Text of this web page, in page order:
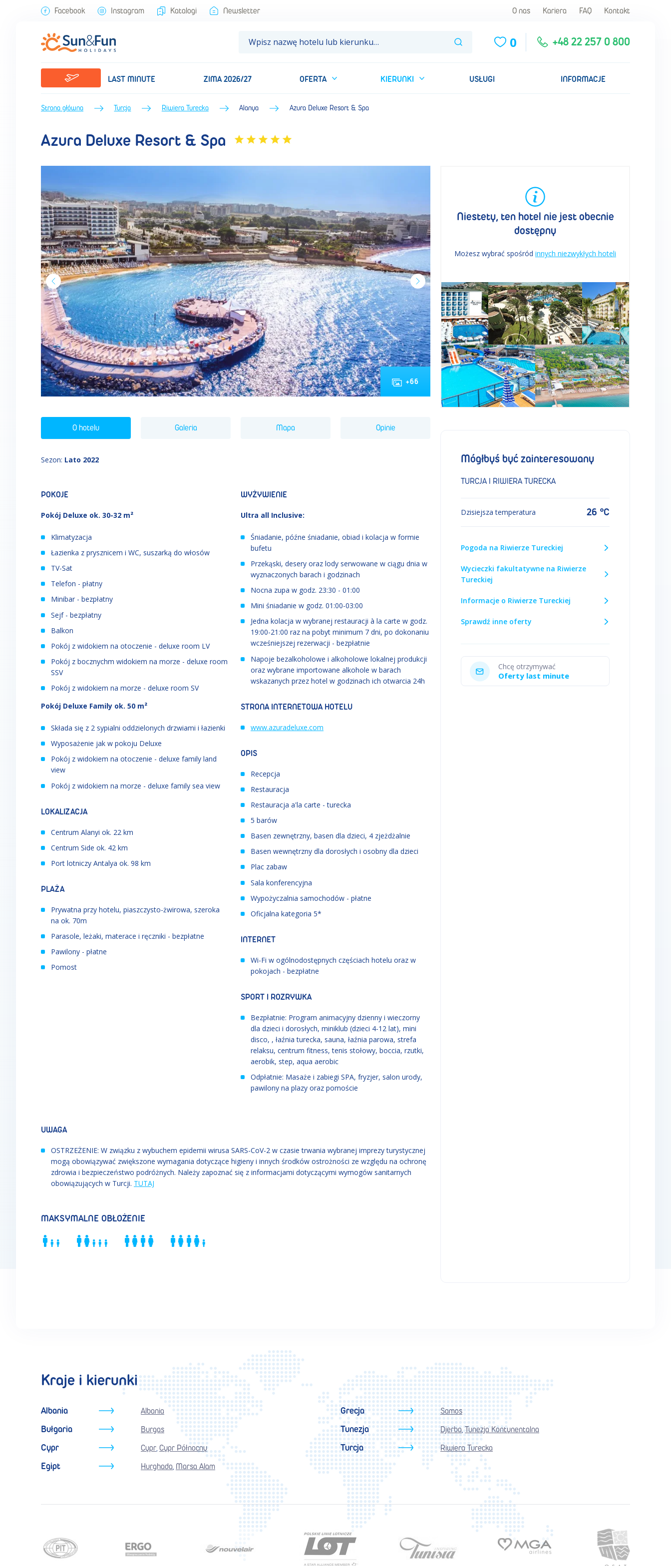
Facebook Instagram Katalogi Newsletter O nas Kariera FAQ Kontakt
0 +48 22 257 0 800
LAST MINUTE ZIMA 2026/27 OFERTA KIERUNKI USŁUGI INFORMACJE
Strona główna Turcja Riwiera Turecka Alanya Azura Deluxe Resort & Spa
Azura Deluxe Resort & Spa
+66
O hotelu Galeria Mapa Opinie
Sezon: Lato 2022
POKOJE
Pokój Deluxe ok. 30-32 m²
Klimatyzacja
Łazienka z prysznicem i WC, suszarką do włosów
TV-Sat
Telefon - płatny
Minibar - bezpłatny
Sejf - bezpłatny
Balkon
Pokój z widokiem na otoczenie - deluxe room LV
Pokój z bocznychm widokiem na morze - deluxe room
SSV
Pokój z widokiem na morze - deluxe room SV
Pokój Deluxe Family ok. 50 m²
Składa się z 2 sypialni oddzielonych drzwiami i łazienki
Wyposażenie jak w pokoju Deluxe
Pokój z widokiem na otoczenie - deluxe family land
view
Pokój z widokiem na morze - deluxe family sea view
LOKALIZACJA
Centrum Alanyi ok. 22 km
Centrum Side ok. 42 km
Port lotniczy Antalya ok. 98 km
PLAŻA
Prywatna przy hotelu, piaszczysto-żwirowa, szeroka
na ok. 70m
Parasole, leżaki, materace i ręczniki - bezpłatne
Pawilony - płatne
Pomost
WYŻYWIENIE
Ultra all Inclusive:
Śniadanie, późne śniadanie, obiad i kolacja w formie
bufetu
Przekąski, desery oraz lody serwowane w ciągu dnia w
wyznaczonych barach i godzinach
Nocna zupa w godz. 23:30 - 01:00
Mini śniadanie w godz. 01:00-03:00
Jedna kolacja w wybranej restauracji à la carte w godz.
19:00-21:00 raz na pobyt minimum 7 dni, po dokonaniu
wcześniejszej rezerwacji - bezpłatnie
Napoje bezalkoholowe i alkoholowe lokalnej produkcji
oraz wybrane importowane alkohole w barach
wskazanych przez hotel w godzinach ich otwarcia 24h
STRONA INTERNETOWA HOTELU
www.azuradeluxe.com
OPIS
Recepcja
Restauracja
Restauracja a'la carte - turecka
5 barów
Basen zewnętrzny, basen dla dzieci, 4 zjeżdżalnie
Basen wewnętrzny dla dorosłych i osobny dla dzieci
Plac zabaw
Sala konferencyjna
Wypożyczalnia samochodów - płatne
Oficjalna kategoria 5*
INTERNET
Wi-Fi w ogólnodostępnych częściach hotelu oraz w
pokojach - bezpłatne
SPORT I ROZRYWKA
Bezpłatnie: Program animacyjny dzienny i wieczorny
dla dzieci i dorosłych, miniklub (dzieci 4-12 lat), mini
disco, , łaźnia turecka, sauna, łaźnia parowa, strefa
relaksu, centrum fitness, tenis stołowy, boccia, rzutki,
aerobik, step, aqua aerobic
Odpłatnie: Masaże i zabiegi SPA, fryzjer, salon urody,
pawilony na plazy oraz pomoście
UWAGA
OSTRZEŻENIE: W związku z wybuchem epidemii wirusa SARS-CoV-2 w czasie trwania wybranej imprezy turystycznej
mogą obowiązywać zwiększone wymagania dotyczące higieny i innych środków ostrożności ze względu na ochronę
zdrowia i bezpieczeństwo podróżnych. Należy zapoznać się z informacjami dotyczącymi wymogów sanitarnych
obowiązujących w Turcji. TUTAJ
MAKSYMALNE OBŁOŻENIE
Niestety, ten hotel nie jest obecnie
dostępny
Możesz wybrać spośród innych niezwykłych hoteli
Mógłbyś być zainteresowany
TURCJA I RIWIERA TURECKA
Dzisiejsza temperatura 26 °C
Pogoda na Riwierze Tureckiej
Wycieczki fakultatywne na Riwierze
Tureckiej
Informacje o Riwierze Tureckiej
Sprawdź inne oferty
Chcę otrzymywać
Oferty last minute
Kraje i kierunki
Albania Albania
Bułgaria Burgas
Cypr Cypr Cypr Północny
Egipt Hurghada Marsa Alam
Grecja Samos
Tunezja Djerba ,Tunezja Kontynentalna
Turcja Riwiera Turecka
Azura Deluxe Resort & Spa (Lato 2022) • Riwiera Turecka • Turcja • BP Sun&Fun